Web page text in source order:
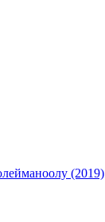
(2019)